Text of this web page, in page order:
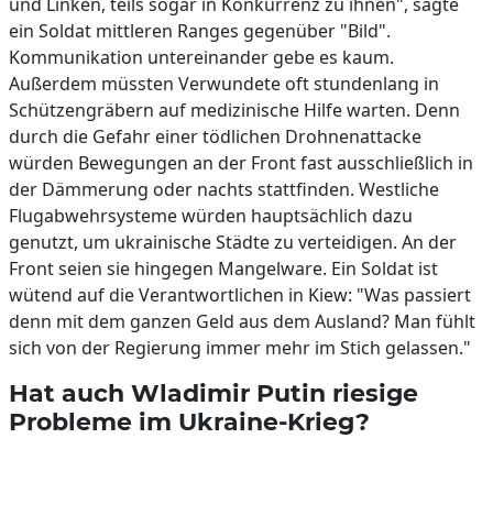
ein Soldat mittleren Ranges gegenüber "Bild".
Kommunikation untereinander gebe es kaum.
Außerdem müssten Verwundete oft stundenlang in
Schützengräbern auf medizinische Hilfe warten. Denn
durch die Gefahr einer tödlichen Drohnenattacke
würden Bewegungen an der Front fast ausschließlich in
der Dämmerung oder nachts stattfinden. Westliche
Flugabwehrsysteme würden hauptsächlich dazu
genutzt, um ukrainische Städte zu verteidigen. An der
Front seien sie hingegen Mangelware. Ein Soldat ist
wütend auf die Verantwortlichen in Kiew: "Was passiert
denn mit dem ganzen Geld aus dem Ausland? Man fühlt
sich von der Regierung immer mehr im Stich gelassen."
Hat auch Wladimir Putin riesige
Probleme im Ukraine-Krieg?